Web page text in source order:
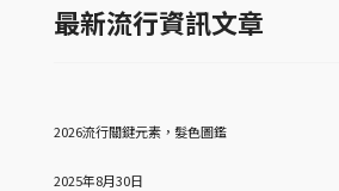
最新流行資訊文章
2026流行關鍵元素，髮色圖鑑
2025年8月30日